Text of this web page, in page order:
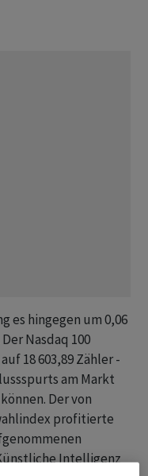
es hingegen um 0,06
Nasdaq 100
18 603,89 Zähler -
am Markt
Der von
profitierte
Intelligenz